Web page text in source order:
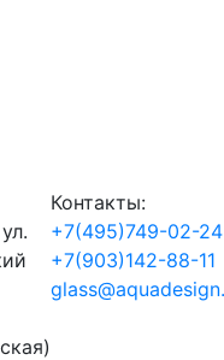
Контакты:
+7(495)749-02-24
+7(903)142-88-11